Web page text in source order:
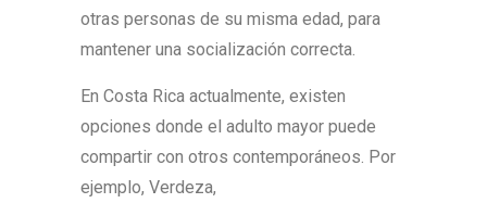
otras personas de su misma edad, para
mantener una socialización correcta.
En Costa Rica actualmente, existen
opciones donde el adulto mayor puede
compartir con otros contemporáneos. Por
ejemplo, Verdeza,